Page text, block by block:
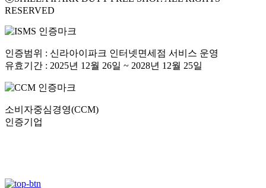
RESERVED
인증범위 : 신라아이파크 인터넷면세점 서비스 운영
유효기간 : 2025년 12월 26일 ~ 2028년 12월 25일
소비자중심경영(CCM)
인증기업